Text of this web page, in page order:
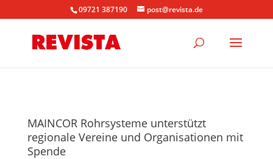
09721 387190 post@revista.de
MAINCOR Rohrsysteme unterstützt
regionale Vereine und Organisationen mit
Spende